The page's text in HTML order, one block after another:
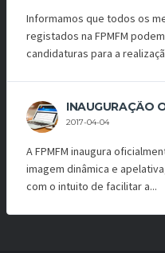
Informamos que todos os
registados na FPMFM
candidaturas para a
INAUGURAÇÃO
2017-04-04
A FPMFM inaugura
imagem dinâmica e
com o intuito de facilitar a...